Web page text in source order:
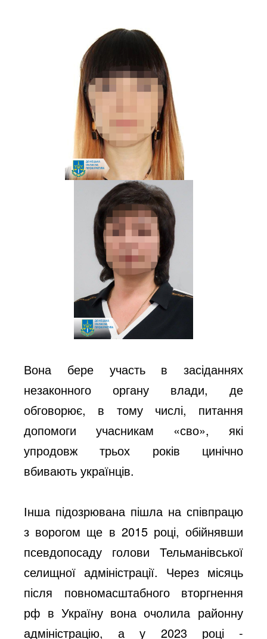
Вона бере участь в засіданнях
незаконного органу влади, де
обговорює, в тому числі, питання
допомоги учасникам «сво», які
упродовж трьох років цинічно
вбивають українців.
Інша підозрювана пішла на співпрацю
з ворогом ще в 2015 році, обійнявши
псевдопосаду голови Тельманівської
селищної адміністрації. Через місяць
після повномасштабного вторгнення
рф в Україну вона очолила районну
адміністрацію, а у 2023 році -